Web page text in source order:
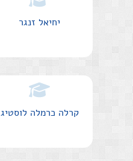
יחיאל זנגר
קרלה כרמלה לוסטיג